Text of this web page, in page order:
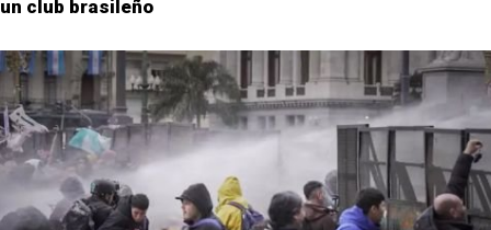
un club brasileño